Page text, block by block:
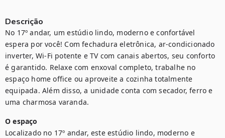
Descrição
No 17º andar, um estúdio lindo, moderno e confortável
espera por você! Com fechadura eletrônica, ar-condicionado
inverter, Wi-Fi potente e TV com canais abertos, seu conforto
é garantido. Relaxe com enxoval completo, trabalhe no
espaço home office ou aproveite a cozinha totalmente
equipada. Além disso, a unidade conta com secador, ferro e
uma charmosa varanda.
O espaço
Localizado no 17º andar, este estúdio lindo, moderno e